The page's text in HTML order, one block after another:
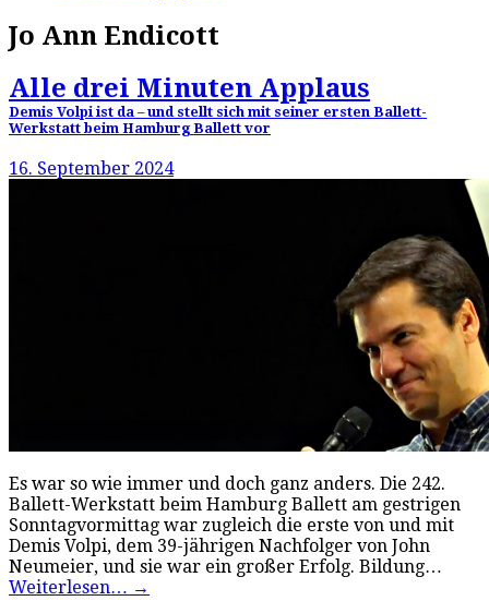
Jo Ann Endicott
Alle drei Minuten Applaus
Demis Volpi ist da – und stellt sich mit seiner ersten Ballett-
Werkstatt beim Hamburg Ballett vor
16. September 2024
Es war so wie immer und doch ganz anders. Die 242.
Ballett-Werkstatt beim Hamburg Ballett am gestrigen
Sonntagvormittag war zugleich die erste von und mit
Demis Volpi, dem 39-jährigen Nachfolger von John
Neumeier, und sie war ein großer Erfolg. Bildung…
Weiterlesen… →